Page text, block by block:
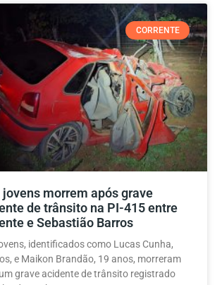
CORRENTE
jovens morrem após grave
de trânsito na PI-415 entre
e Sebastião Barros
identificados como Lucas Cunha,
e Maikon Brandão, 19 anos, morreram
grave acidente de trânsito registrado